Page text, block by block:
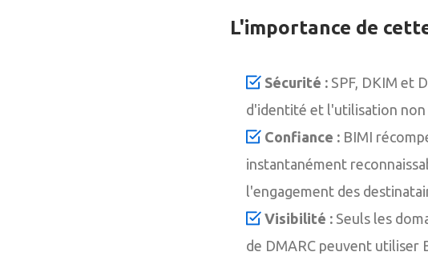
L'importance de
Sécurité : SPF, DKIM et
d'identité et l'utilisation
Confiance : BIMI
instantanément
l'engagement des
Visibilité : Seuls les
de DMARC peuvent utiliser